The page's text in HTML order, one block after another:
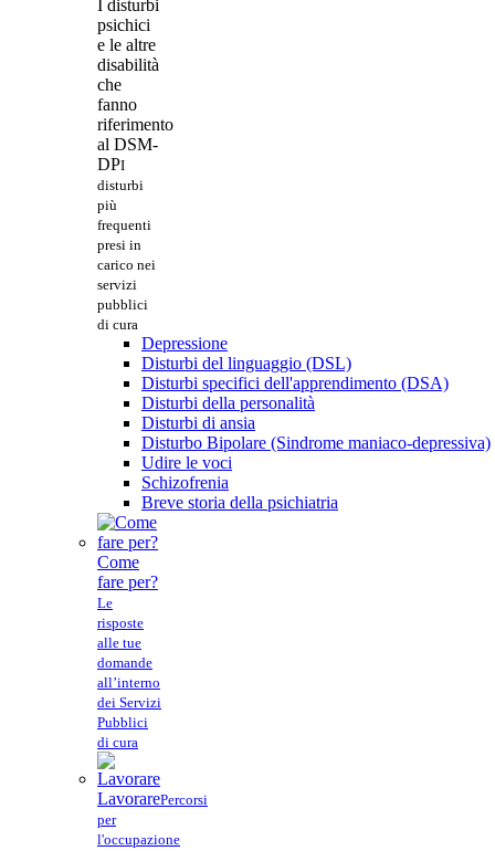
I disturbi
psichici
e le altre
disabilità
che
fanno
riferimento
al DSM-
DPI
disturbi
più
frequenti
presi in
carico nei
servizi
pubblici
di cura
Depressione
Disturbi del linguaggio (DSL)
Disturbi specifici dell'apprendimento (DSA)
Disturbi della personalità
Disturbi di ansia
Disturbo Bipolare (Sindrome maniaco-depressiva)
Udire le voci
Schizofrenia
Breve storia della psichiatria
Come
fare per?
Le
risposte
alle tue
domande
all’interno
dei Servizi
Pubblici
di cura
LavorarePercorsi
per
l'occupazione